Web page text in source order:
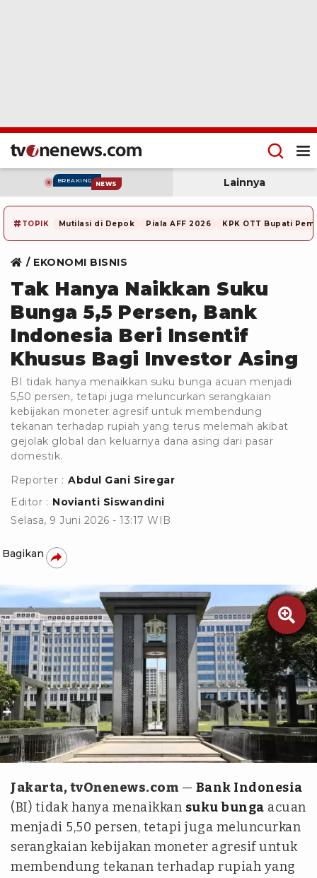
BREAKING NEWS Lainnya
# TOPIK Mutilasi di Depok Piala AFF 2026 KPK OTT Bupati
EKONOMI BISNIS
Tak Hanya Naikkan Suku
Bunga 5,5 Persen, Bank
Indonesia Beri Insentif
Khusus Bagi Investor Asing
BI tidak hanya menaikkan suku bunga acuan menjadi
5,50 persen, tetapi juga meluncurkan serangkaian
kebijakan moneter agresif untuk membendung
tekanan terhadap rupiah yang terus melemah akibat
gejolak global dan keluarnya dana asing dari pasar
domestik.
Reporter : Abdul Gani Siregar
Editor : Novianti Siswandini
Selasa, 9 Juni 2026 - 13:17 WIB
Bagikan

BI
Jakarta, tvOnenews.com — Bank Indonesia
(BI) tidak hanya menaikkan suku bunga acuan
menjadi 5,50 persen, tetapi juga meluncurkan
serangkaian kebijakan moneter agresif untuk
membendung tekanan terhadap rupiah yang